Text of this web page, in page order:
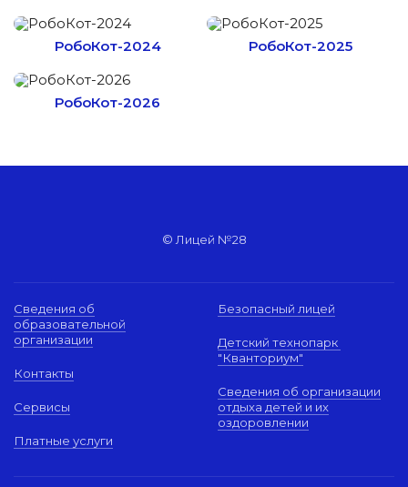
РобоКот-2024 РобоКот-2025
РобоКот-2026
© Лицей №28
Сведения об
образовательной
организации
Контакты
Сервисы
Платные услуги
Безопасный лицей
Детский технопарк
"Кванториум"
Сведения об организации
отдыха детей и их
оздоровлении